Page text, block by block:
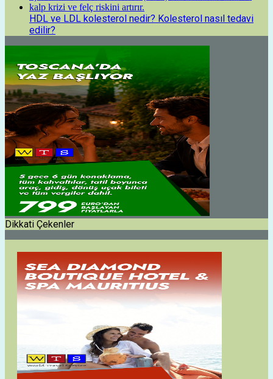
HDL ve LDL kolesterol nedir? Kolesterol nasıl tedavi
edilir?
Dikkati Çekenler